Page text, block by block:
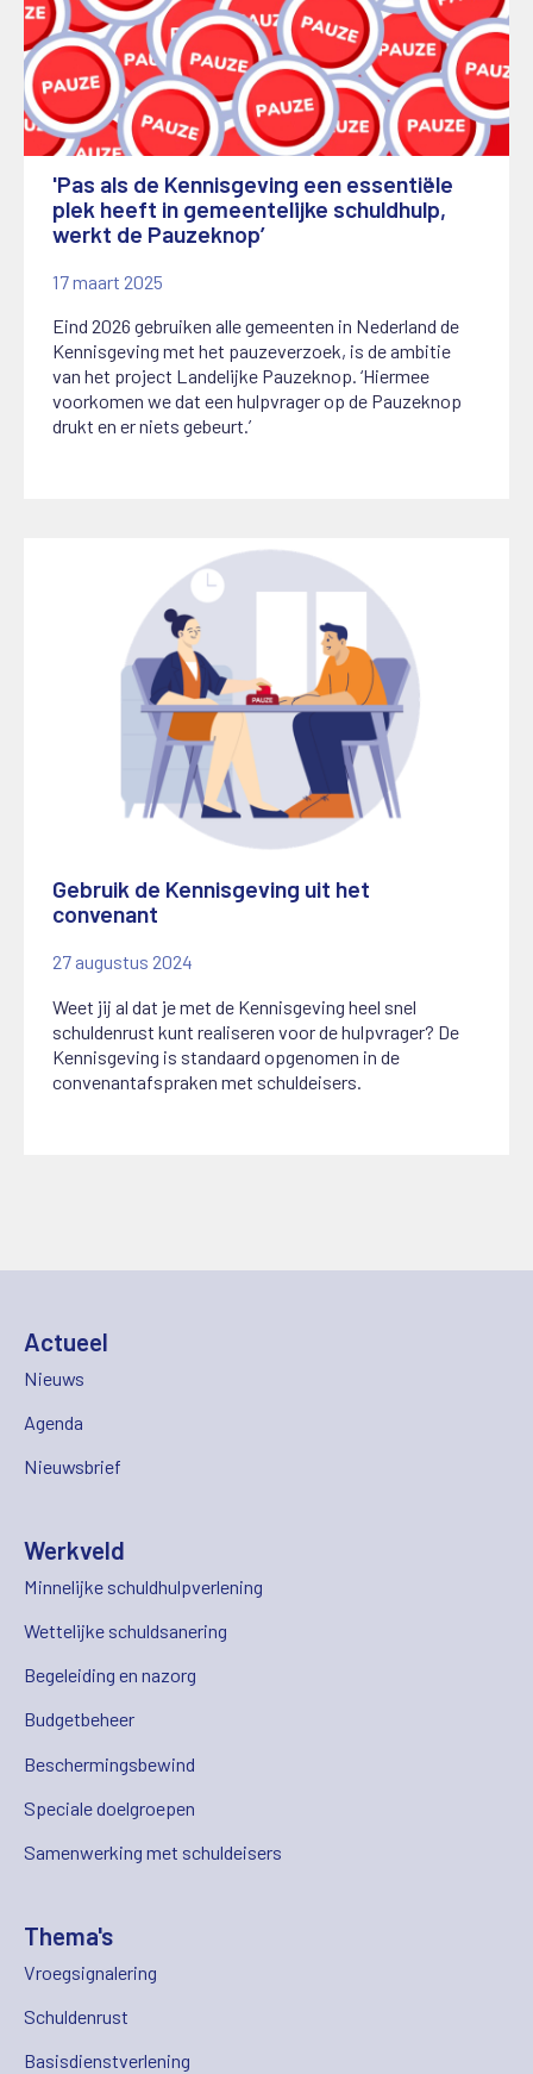
'Pas als de Kennisgeving een essentiële
plek heeft in gemeentelijke schuldhulp,
werkt de Pauzeknop’
17 maart 2025
Eind 2026 gebruiken alle gemeenten in Nederland de
Kennisgeving met het pauzeverzoek, is de ambitie
van het project Landelijke Pauzeknop. ‘Hiermee
voorkomen we dat een hulpvrager op de Pauzeknop
drukt en er niets gebeurt.’
Gebruik de Kennisgeving uit het
convenant
27 augustus 2024
Weet jij al dat je met de Kennisgeving heel snel
schuldenrust kunt realiseren voor de hulpvrager? De
Kennisgeving is standaard opgenomen in de
convenantafspraken met schuldeisers.
Actueel
Nieuws
Agenda
Nieuwsbrief
Werkveld
Minnelijke schuldhulpverlening
Wettelijke schuldsanering
Begeleiding en nazorg
Budgetbeheer
Beschermingsbewind
Speciale doelgroepen
Samenwerking met schuldeisers
Thema's
Vroegsignalering
Schuldenrust
Basisdienstverlening